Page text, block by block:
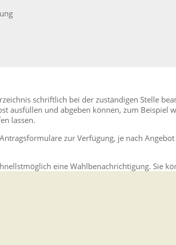
schriftlich bei der zuständigen Stelle
ausfüllen und abgeben können, zum Beispiel
lassen.
zur Verfügung, je nach
eine Wahlbenachrichtigung. Sie